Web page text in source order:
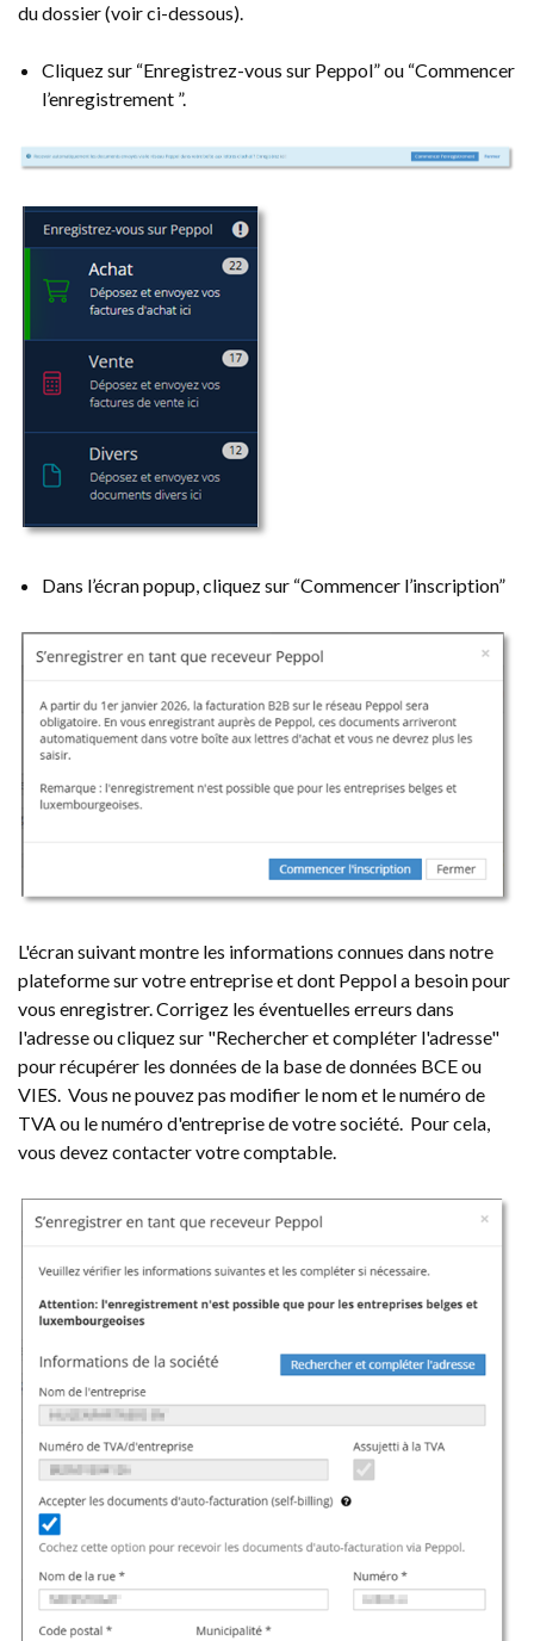
du dossier (voir ci-dessous).
Cliquez sur “Enregistrez-vous sur Peppol” ou “Commencer
l’enregistrement ”.
Dans l’écran popup, cliquez sur “Commencer l’inscription”
L'écran suivant montre les informations connues dans notre
plateforme sur votre entreprise et dont Peppol a besoin pour
vous enregistrer. Corrigez les éventuelles erreurs dans
l'adresse ou cliquez sur "Rechercher et compléter l'adresse"
pour récupérer les données de la base de données BCE ou
VIES. Vous ne pouvez pas modifier le nom et le numéro de
TVA ou le numéro d'entreprise de votre société. Pour cela,
vous devez contacter votre comptable.